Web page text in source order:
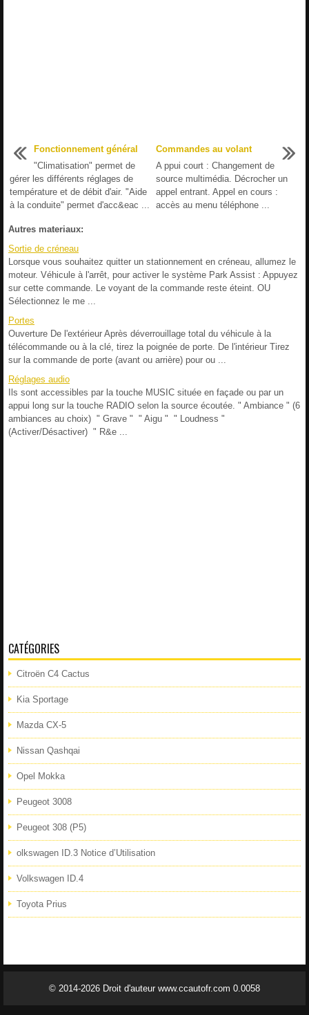
Fonctionnement général
"Climatisation" permet de
gérer les différents réglages de
température et de débit d'air. "Aide
à la conduite" permet d'acc&eac ...
Commandes au volant
A ppui court : Changement de
source multimédia. Décrocher un
appel entrant. Appel en cours :
accès au menu téléphone ...
Autres materiaux:
Sortie de créneau
Lorsque vous souhaitez quitter un stationnement en créneau, allumez le
moteur. Véhicule à l'arrêt, pour activer le système Park Assist : Appuyez
sur cette commande. Le voyant de la commande reste éteint. OU
Sélectionnez le me ...
Portes
Ouverture De l'extérieur Après déverrouillage total du véhicule à la
télécommande ou à la clé, tirez la poignée de porte. De l'intérieur Tirez
sur la commande de porte (avant ou arrière) pour ou ...
Réglages audio
Ils sont accessibles par la touche MUSIC située en façade ou par un
appui long sur la touche RADIO selon la source écoutée. " Ambiance " (6
ambiances au choix) " Grave " " Aigu " " Loudness "
(Activer/Désactiver) " R&e ...
CATÉGORIES
Citroën C4 Cactus
Kia Sportage
Mazda CX-5
Nissan Qashqai
Opel Mokka
Peugeot 3008
Peugeot 308 (P5)
olkswagen ID.3 Notice d’Utilisation
Volkswagen ID.4
Toyota Prius
© 2014-2026 Droit d'auteur www.ccautofr.com 0.0058